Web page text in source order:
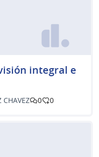
integral e
CHAVEZ 0 0